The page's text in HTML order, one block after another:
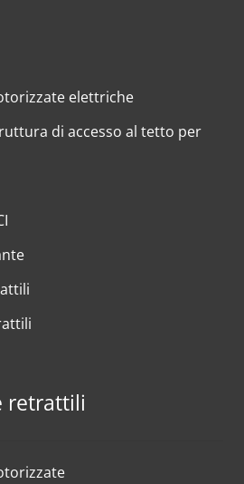
elettriche
di accesso al tetto per
retrattili